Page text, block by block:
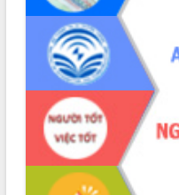
Ứng dụng sinh trắc học - Bước tiến
trong hành trình chuyển đổi số tại Đắk
Đắk Lắk nâng cao hiệu quả công tác
Đảng từ Sổ tay đảng viên điện tử
Đắk Lắk đẩy mạnh nuôi biển công
nghệ, hướng tới phát triển thủy sản
bền vững
Tập huấn nâng cao năng lực triển khai
chuyển đổi số cho cán bộ, công chức